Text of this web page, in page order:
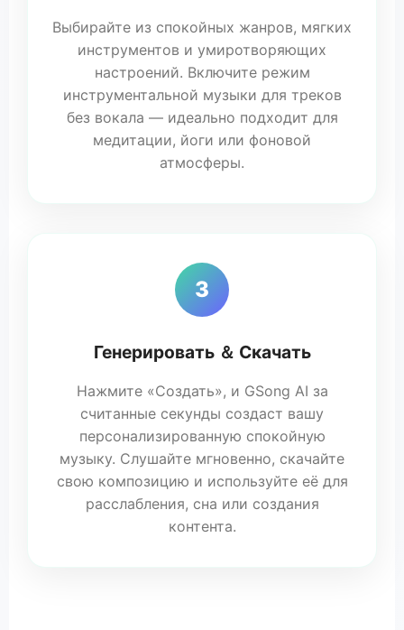
Выбирайте из спокойных жанров, мягких
инструментов и умиротворяющих
настроений. Включите режим
инструментальной музыки для треков
без вокала — идеально подходит для
медитации, йоги или фоновой
атмосферы.
3
Генерировать ＆ Скачать
Нажмите «Создать», и GSong AI за
считанные секунды создаст вашу
персонализированную спокойную
музыку. Слушайте мгновенно, скачайте
свою композицию и используйте её для
расслабления, сна или создания
контента.